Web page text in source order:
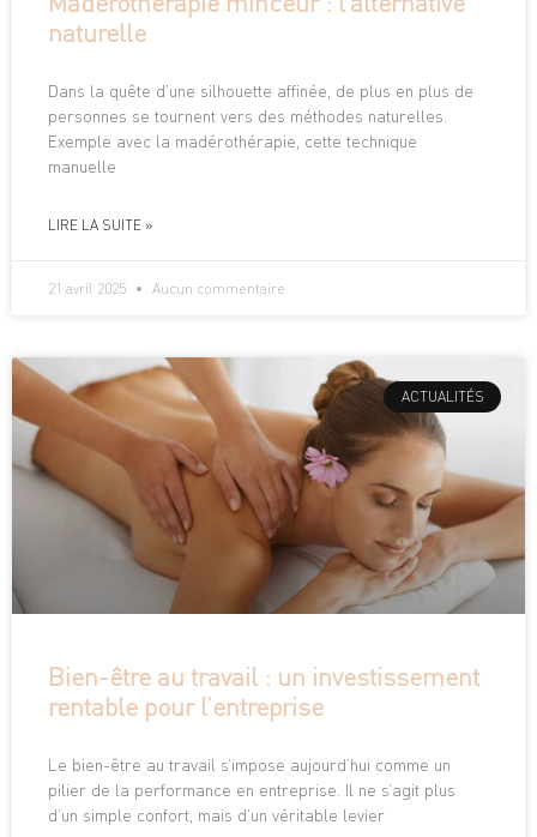
naturelle
Dans la quête d’une silhouette affinée, de plus en plus de
personnes se tournent vers des méthodes naturelles.
Exemple avec la madérothérapie, cette technique
manuelle
LIRE LA SUITE »
21 avril 2025 Aucun commentaire
ACTUALITÉS
Bien-être au travail : un investissement
rentable pour l’entreprise
Le bien-être au travail s’impose aujourd’hui comme un
pilier de la performance en entreprise. Il ne s’agit plus
d’un simple confort, mais d’un véritable levier